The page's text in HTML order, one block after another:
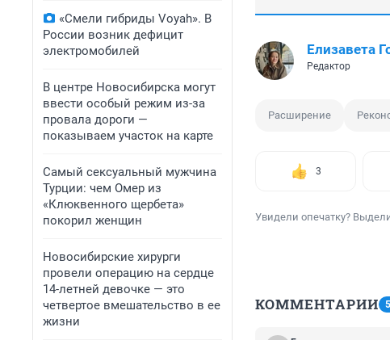
«Смели гибриды Voyah». В
России возник дефицит
электромобилей
В центре Новосибирска могут
ввести особый режим из-за
провала дороги —
показываем участок на карте
Самый сексуальный мужчина
Турции: чем Омер из
«Клюквенного щербета»
покорил женщин
Новосибирские хирурги
провели операцию на сердце
14-летней девочке — это
четвертое вмешательство в ее
жизни
Елизавета
Редактор
Расширение
3
Увидели опечатку?
КОММЕНТАРИИ